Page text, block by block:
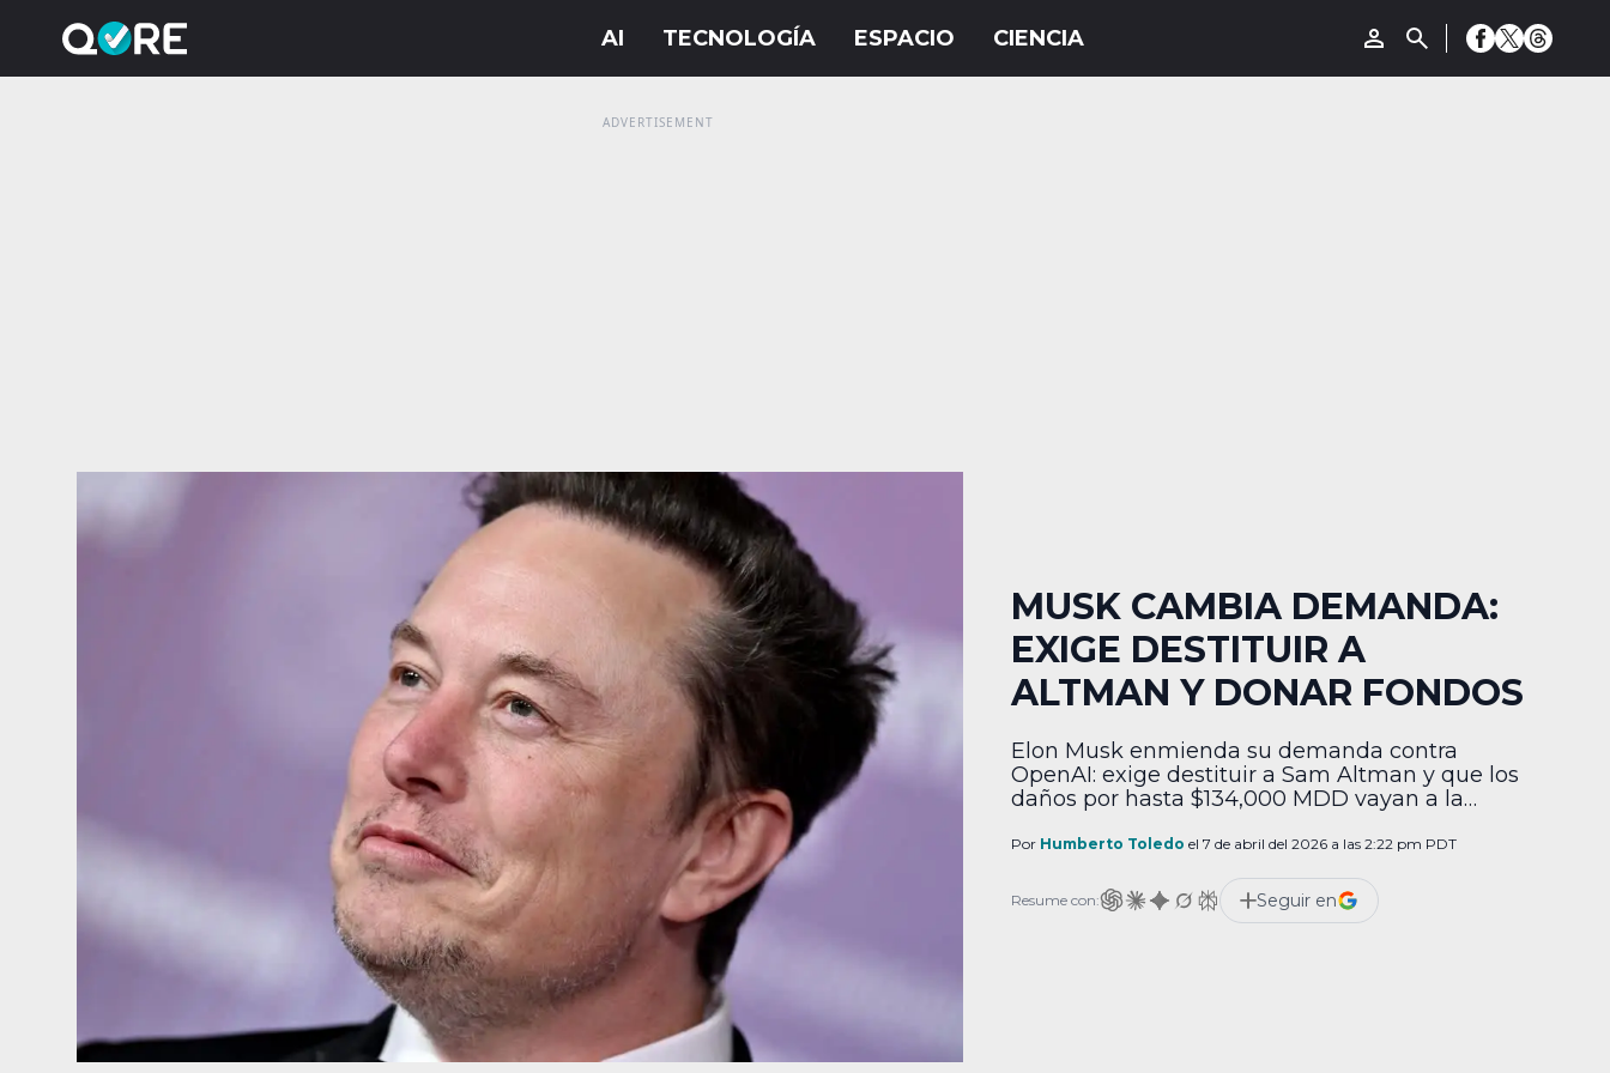
MUSK CAMBIA DEMANDA:
EXIGE DESTITUIR A
ALTMAN Y DONAR FONDOS
Elon Musk enmienda su demanda contra
OpenAI: exige destituir a Sam Altman y que los
daños por hasta $134,000 MDD vayan a la
Por Humberto Toledo el 7 de abril del 2026 a las 2:22 pm PDT
Resume con: Seguir en